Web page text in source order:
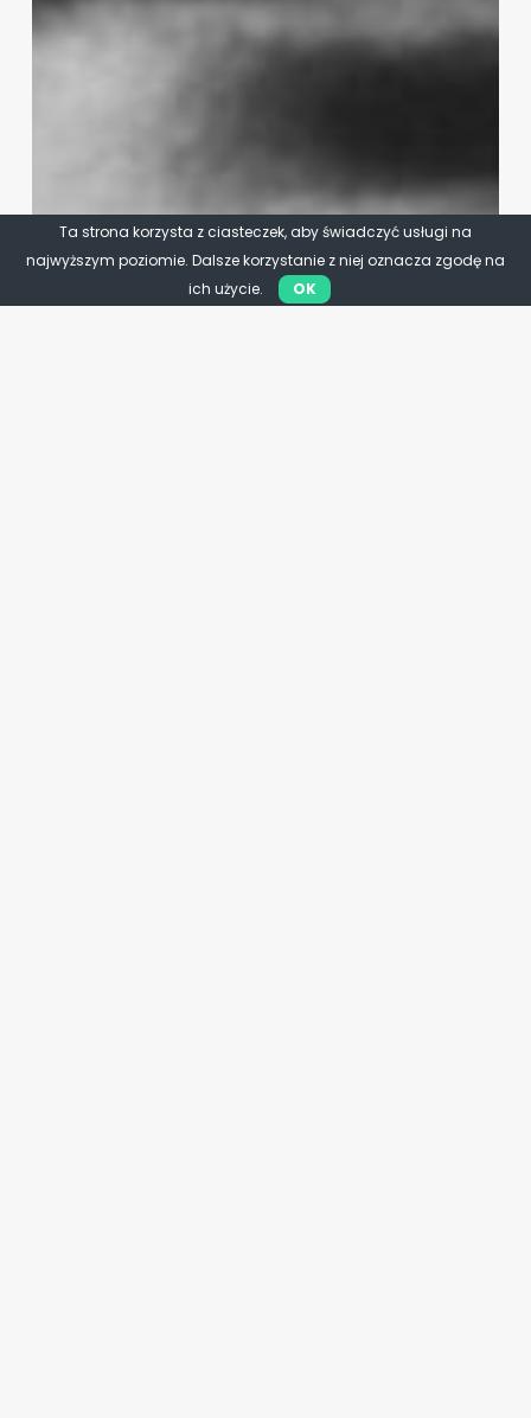
Ta strona korzysta z ciasteczek, aby świadczyć usługi na
najwyższym poziomie. Dalsze korzystanie z niej oznacza zgodę na
ich użycie.
OK